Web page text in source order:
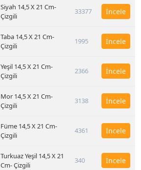
Siyah 14,5 X 21 Cm-
Çizgili
33377 İncele
Taba 14,5 X 21 Cm-
Çizgili
1995 İncele
Yeşil 14,5 X 21 Cm-
Çizgili
2366 İncele
Mor 14,5 X 21 Cm-
Çizgili
3138 İncele
Füme 14,5 X 21 Cm-
Çizgili
4361 İncele
Turkuaz Yeşil 14,5 X 21
Cm- Çizgili
340 İncele